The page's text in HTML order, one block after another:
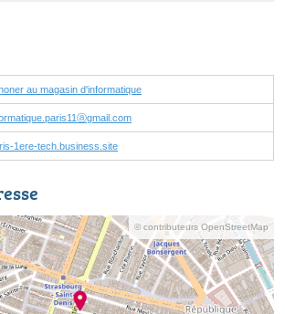
au magasin d'informatique
1ere-tech.business.site
© contributeurs OpenStreetMap